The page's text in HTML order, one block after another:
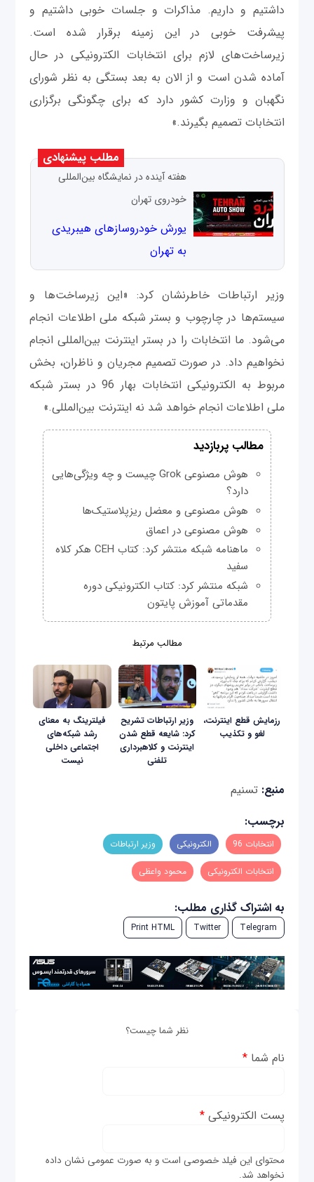
داشتیم و داریم. مذاکرات و جلسات خوبی داشتیم و
پیشرفت خوبی در این زمینه برقرار شده است.
زیرساخت‌های لازم برای انتخابات الکترونیکی در حال
آماده شدن است و از الان به بعد بستگی به نظر شورای
نگهبان و وزارت کشور دارد که برای چگونگی برگزاری
انتخابات تصمیم بگیرند.»
مطلب پیشنهادی
هفته آینده در نمایشگاه بین‌المللی
خودروی تهران
یورش خودروسازهای هیبریدی
به تهران
وزیر ارتباطات خاطرنشان کرد: «این زیرساخت‌ها و
سیستم‌ها در چارچوب و بستر شبکه ملی اطلاعات انجام
می‌شود. ما انتخابات را در بستر اینترنت بین‌المللی انجام
نخواهیم داد. در صورت تصمیم مجریان و ناظران، بخش
مربوط به الکترونیکی انتخابات بهار 96 در بستر شبکه
ملی اطلاعات انجام خواهد شد نه اینترنت بین‌المللی.»
مطالب پربازدید
هوش مصنوعی Grok چیست و چه ویژگی‌هایی
دارد؟
هوش مصنوعی و معضل ریزپلاستیک‌ها
هوش مصنوعی در اعماق
ماهنامه شبکه منتشر کرد: کتاب CEH هکر کلاه
سفید
شبکه منتشر کرد: کتاب الکترونیکی دوره
مقدماتی آموزش پایتون
مطالب مرتبط
رزمایش قطع اینترنت،
لغو و تکذیب
وزیر ارتباطات تشریح
کرد: شایعه قطع شدن
اینترنت و کلاهبرداری
تلفنی
فیلترینگ به معنای
رشد شبکه‌های
اجتماعی داخلی
نیست
منبع:تسنیم
برچسب:
انتخابات 96 الکترونیکی وزیر ارتباطات
انتخابات الکترونیکی محمود واعظی
به اشتراک گذاری مطلب:
Telegram
Twitter
Print HTML
نظر شما چیست؟
نام شما*
پست الکترونیکی*
محتوای این فیلد خصوصی است و به صورت عمومی نشان داده
نخواهد شد.